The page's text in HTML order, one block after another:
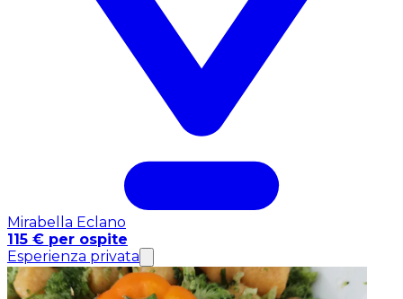
Mirabella Eclano
115 € per ospite
Esperienza privata